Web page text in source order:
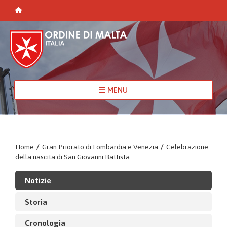
MENU
Home / Gran Priorato di Lombardia e Venezia / Celebrazione
della nascita di San Giovanni Battista
Notizie
Storia
Cronologia